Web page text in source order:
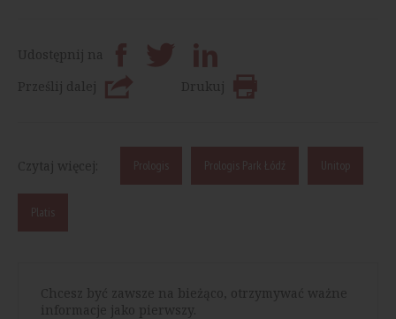
Udostępnij na
Prześlij dalej
Drukuj
Czytaj więcej: Prologis Prologis Park Łódź Unitop
Platis
Chcesz być zawsze na bieżąco, otrzymywać ważne
informacje jako pierwszy.